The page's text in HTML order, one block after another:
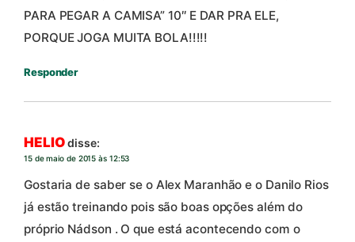
PARA PEGAR A CAMISA” 10″ E DAR PRA ELE,
PORQUE JOGA MUITA BOLA!!!!!
Responder
HELIO disse:
15 de maio de 2015 às 12:53
Gostaria de saber se o Alex Maranhão e o Danilo Rios
já estão treinando pois são boas opções além do
próprio Nádson . O que está acontecendo com o